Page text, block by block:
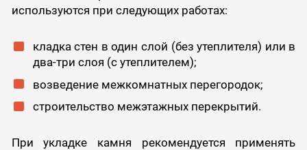
используются при следующих работах:
кладка стен в один слой (без утеплителя) или в
два-три слоя (с утеплителем);
возведение межкомнатных перегородок;
строительство межэтажных перекрытий.
При укладке камня рекомендуется применять